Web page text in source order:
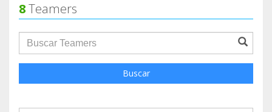
8Teamers
groupProfile.searchForm.search.text???
Buscar